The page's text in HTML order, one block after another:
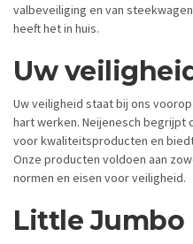
valbeveiliging en van
heeft het in huis.
Uw
Uw veiligheid staat bij ons
hart werken. Neijenesch begrijpt
voor kwaliteitsproducten en
Onze producten voldoen aan
normen en eisen voor veiligheid.
Little Jumbo